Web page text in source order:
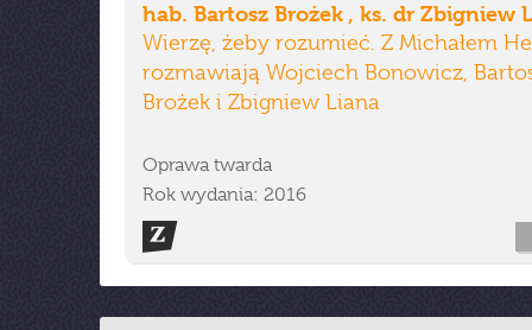
hab. Bartosz Brożek , ks. dr Zbigniew
Wierzę, żeby rozumieć. Z Michałem
rozmawiają Wojciech Bonowicz,
Brożek i Zbigniew Liana
Oprawa twarda
Rok wydania: 2016